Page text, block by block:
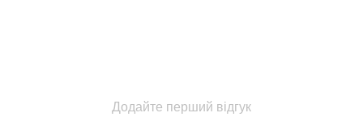
Додайте перший відгук